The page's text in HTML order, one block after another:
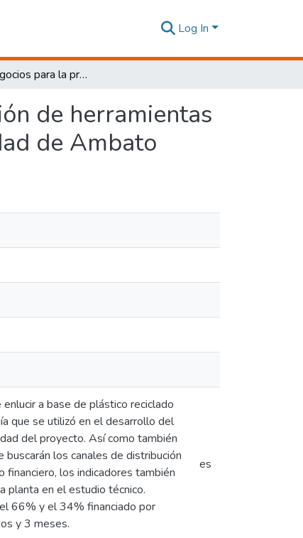
Log In
Plan de negocios para la producción y comercialización de herramientas para la construcción con plástico reciclado en la ciudad de Ambato
de herramientas
de Ambato
a base de plástico reciclado
que se utilizó en el desarrollo del
del proyecto. Así como también
los canales de distribución
los indicadores también
planta en el estudio técnico.
66% y el 34% financiado por
y 3 meses.
es